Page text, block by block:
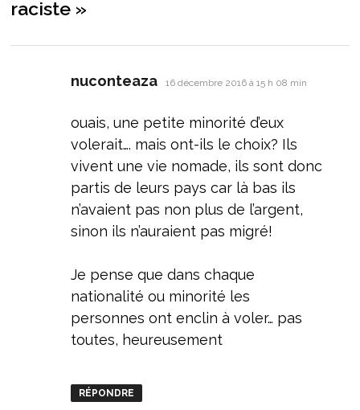
raciste»
nuconteaza dit :
16 décembre 2016 à 15 h 08 min
ouais, une petite minorité d’eux
volerait…. mais ont-ils le choix? Ils
vivent une vie nomade, ils sont donc
partis de leurs pays car là bas ils
n’avaient pas non plus de l’argent,
sinon ils n’auraient pas migré!
Je pense que dans chaque
nationalité ou minorité les
personnes ont enclin à voler… pas
toutes, heureusement
RÉPONDRE